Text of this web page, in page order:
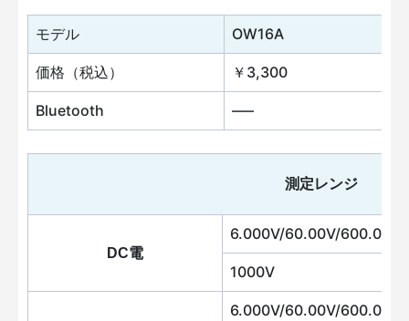
モデル OW16A
価格（税込） ￥3,300
Bluetooth —–
測定レンジ
DC電
6.000V/60.00V/600.0V
1000V
6.000V/60.00V/600.0V